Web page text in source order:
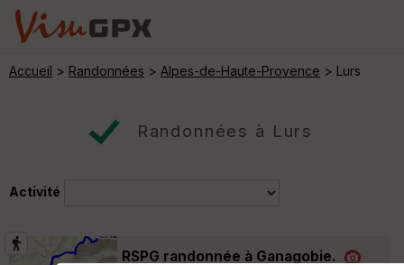
Accueil > Randonnées > Alpes-de-Haute-Provence > Lurs
Randonnées à Lurs
Activité
RSPG randonnée à Ganagobie.